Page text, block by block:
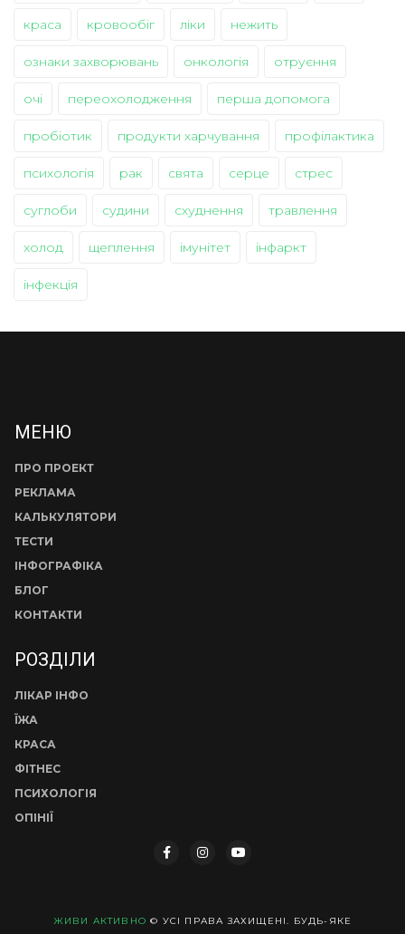
краса кровообіг ліки нежить
ознаки захворювань онкологія отруєння
очі переохолодження перша допомога
пробіотик продукти харчування профілактика
психологія рак свята серце стрес
суглоби судини схуднення травлення
холод щеплення імунітет інфаркт
інфекція
МЕНЮ
ПРО ПРОЕКТ
РЕКЛАМА
КАЛЬКУЛЯТОРИ
ТЕСТИ
ІНФОГРАФІКА
БЛОГ
КОНТАКТИ
РОЗДІЛИ
ЛІКАР ІНФО
ЇЖА
КРАСА
ФІТНЕС
ПСИХОЛОГІЯ
ОПІНІЇ
ЖИВИ АКТИВНО © УСІ ПРАВА ЗАХИЩЕНІ. БУДЬ-ЯКЕ